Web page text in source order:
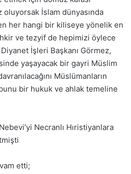
oluyorsak İslam dünyasında
her hangi bir kiliseye yönelik en
ve tezyif de hepimizi öylece
İşleri Başkanı Görmez,
yaşayacak bir gayri Müslim
Müslümanların
bunu bir hukuk ve ahlak temeline
Necranlı Hıristiyanlara
etti;